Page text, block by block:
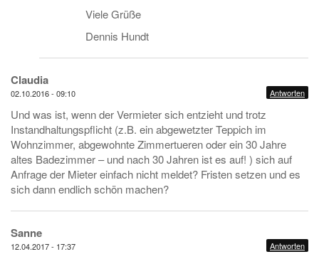
Viele Grüße
Dennis Hundt
Claudia
02.10.2016 - 09:10 Antworten
Und was ist, wenn der Vermieter sich entzieht und trotz
Instandhaltungspflicht (z.B. ein abgewetzter Teppich im
Wohnzimmer, abgewohnte Zimmertueren oder ein 30 Jahre
altes Badezimmer – und nach 30 Jahren ist es auf! ) sich auf
Anfrage der Mieter einfach nicht meldet? Fristen setzen und es
sich dann endlich schön machen?
Sanne
12.04.2017 - 17:37 Antworten